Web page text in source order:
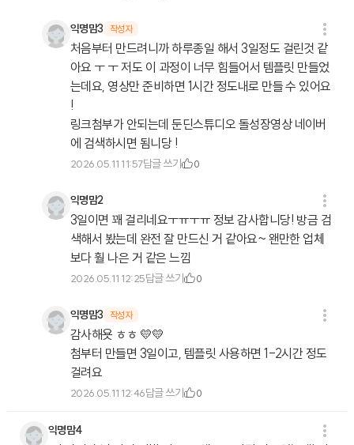
익명맘3 작성자
처음부터 만드려니까 하루종일 해서 3일정도 걸린것 같
아요 ㅜ ㅜ 저도 이 과정이 너무 힘들어서 템플릿 만들었
는데요, 영상만 준비하면 1시간 정도내로 만들 수 있어요
!
링크첨부가 안되는데 둔딘스튜디오 돌성장영상 네이버
에 검색하시면 됨니당 !
2026.05.11 11:57답글 쓰기 0
익명맘2
3일이면 꽤 걸리네요ㅜㅠㅜㅠ 정보 감사합니당! 방금 검
색해서 봤는데 완전 잘 만드신 거 같아요~ 왠만한 업체
보다 훨 나은 거 같은 느낌
2026.05.11 12:25답글 쓰기 0
익명맘3 작성자
감사해욧 ㅎㅎ 💛💛
첨부터 만들면 3일이고, 템플릿 사용하면 1-2시간 정도
걸려요
2026.05.11 12:46답글 쓰기 0
익명맘4